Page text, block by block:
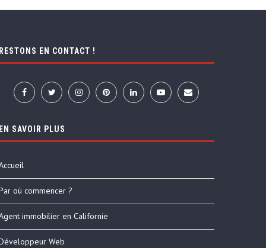
RESTONS EN CONTACT !
EN SAVOIR PLUS
où commencer ?
immobilier en Californie
Web